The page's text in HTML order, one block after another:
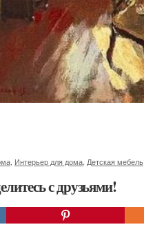
Интерьер для дома Детская мебель
с друзьями!